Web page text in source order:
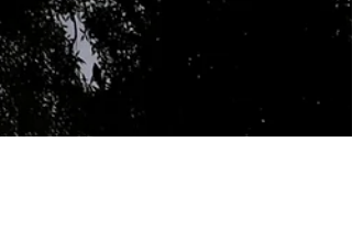
Læs fuld historie her: Ipbes Selvom forskere
siger, at det ikke gavner biodiversiteten
væsentligt, når man fx omdanner
til en park med vild natur for byens borgere,
insekter og fugle, så er det en daglig glæde
for mange. Oveni ved man, at beplantning i